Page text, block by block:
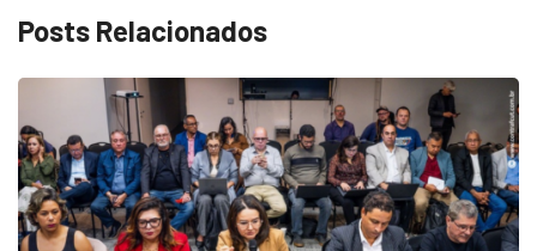
Posts Relacionados